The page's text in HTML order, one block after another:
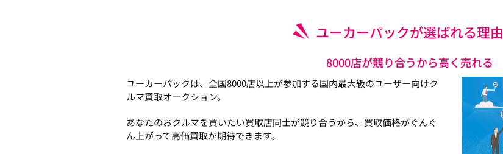
ユーカーパックが選ばれる理由
8000店が競り合うから高く売れる
ユーカーパックは、全国8000店以上が参加する国内最大級のユーザー向けク
ルマ買取オークション。
あなたのおクルマを買いたい買取店同士が競り合うから、買取価格がぐんぐ
ん上がって高価買取が期待できます。